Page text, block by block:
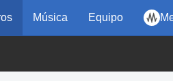
Música Equipo